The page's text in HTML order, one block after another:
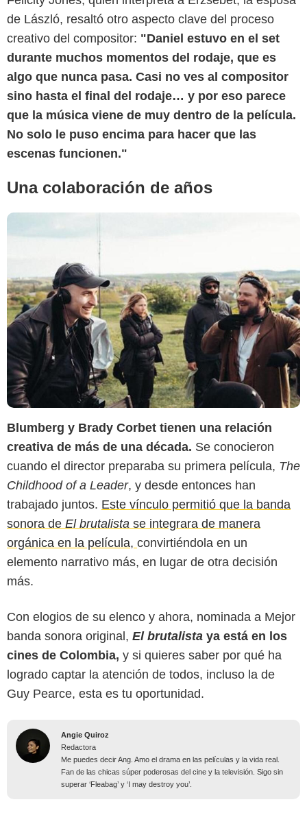
de László, resaltó otro aspecto clave del proceso
creativo del compositor: "Daniel estuvo en el set
durante muchos momentos del rodaje, que es
algo que nunca pasa. Casi no ves al compositor
sino hasta el final del rodaje… y por eso parece
que la música viene de muy dentro de la película.
No solo le puso encima para hacer que las
escenas funcionen."
Una colaboración de años
Screen Daily
Blumberg y Brady Corbet tienen una relación
creativa de más de una década. Se conocieron
cuando el director preparaba su primera película, The
Childhood of a Leader, y desde entonces han
trabajado juntos. Este vínculo permitió que la banda
sonora de El brutalista se integrara de manera
orgánica en la película, convirtiéndola en un
elemento narrativo más, en lugar de otra decisión
más.
Con elogios de su elenco y ahora, nominada a Mejor
banda sonora original, El brutalista ya está en los
cines de Colombia, y si quieres saber por qué ha
logrado captar la atención de todos, incluso la de
Guy Pearce, esta es tu oportunidad.
Angie Quiroz
Redactora
Me puedes decir Ang. Amo el drama en las películas y la vida real.
Fan de las chicas súper poderosas del cine y la televisión. Sigo sin
superar ‘Fleabag’ y ‘I may destroy you’.